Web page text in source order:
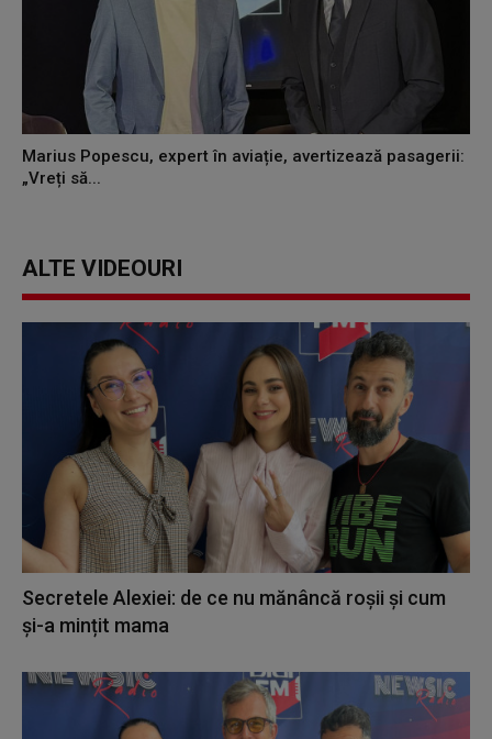
Marius Popescu, expert în aviație, avertizează pasagerii:
„Vreți să...
ALTE VIDEOURI
Secretele Alexiei: de ce nu mănâncă roșii și cum
și-a mințit mama